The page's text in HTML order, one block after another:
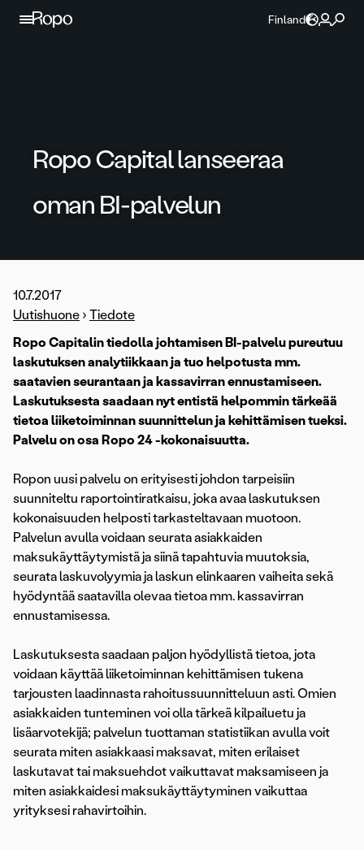
Jatka sisältöön
Finland
Ropo Capital lanseeraa
oman BI-palvelun
10.7.2017
Uutishuone › Tiedote
Ropo Capitalin tiedolla johtamisen BI-palvelu pureutuu
laskutuksen analytiikkaan ja tuo helpotusta mm.
saatavien seurantaan ja kassavirran ennustamiseen.
Laskutuksesta saadaan nyt entistä helpommin tärkeää
tietoa liiketoiminnan suunnittelun ja kehittämisen tueksi.
Palvelu on osa Ropo 24 -kokonaisuutta.
Ropon uusi palvelu on erityisesti johdon tarpeisiin
suunniteltu raportointiratkaisu, joka avaa laskutuksen
kokonaisuuden helposti tarkasteltavaan muotoon.
Palvelun avulla voidaan seurata asiakkaiden
maksukäyttäytymistä ja siinä tapahtuvia muutoksia,
seurata laskuvolyymia ja laskun elinkaaren vaiheita sekä
hyödyntää saatavilla olevaa tietoa mm. kassavirran
ennustamisessa.
Laskutuksesta saadaan paljon hyödyllistä tietoa, jota
voidaan käyttää liiketoiminnan kehittämisen tukena
tarjousten laadinnasta rahoitussuunnitteluun asti. Omien
asiakkaiden tunteminen voi olla tärkeä kilpailuetu ja
lisäarvotekijä; palvelun tuottaman statistiikan avulla voit
seurata miten asiakkaasi maksavat, miten erilaiset
laskutavat tai maksuehdot vaikuttavat maksamiseen ja
miten asiakkaidesi maksukäyttäytyminen vaikuttaa
yrityksesi rahavirtoihin.